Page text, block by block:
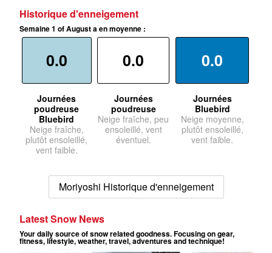
Historique d'enneigement
Semaine 1 of August a en moyenne :
0.0
Journées
poudreuse
Bluebird
Neige fraîche,
plutôt ensoleillé,
vent faible.
0.0
Journées
poudreuse
Neige fraîche, peu
ensoleillé, vent
éventuel.
0.0
Journées
Bluebird
Neige moyenne,
plutôt ensoleillé,
vent faible.
Moriyoshi Historique d'enneigement